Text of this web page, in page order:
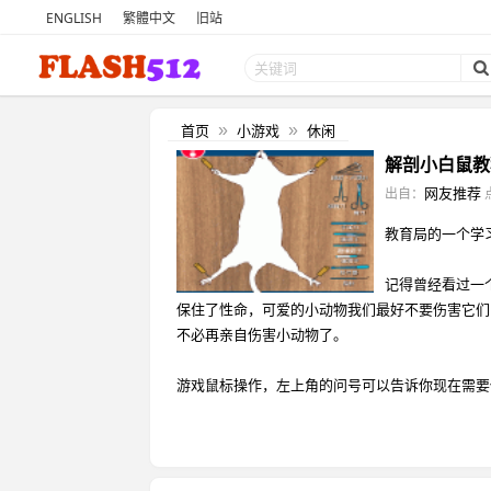
ENGLISH 繁體中文 旧站
首页 » 小游戏 » 休闲
解剖小白鼠
出自： 网友推荐
教育局的一个学
记得曾经看过一
保住了性命，可爱的小动物我们最好不要伤害它
不必再亲自伤害小动物了。
游戏鼠标操作，左上角的问号可以告诉你现在需